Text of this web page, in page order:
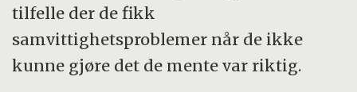
tilfelle der de fikk
samvittighetsproblemer når de ikke
kunne gjøre det de mente var riktig.